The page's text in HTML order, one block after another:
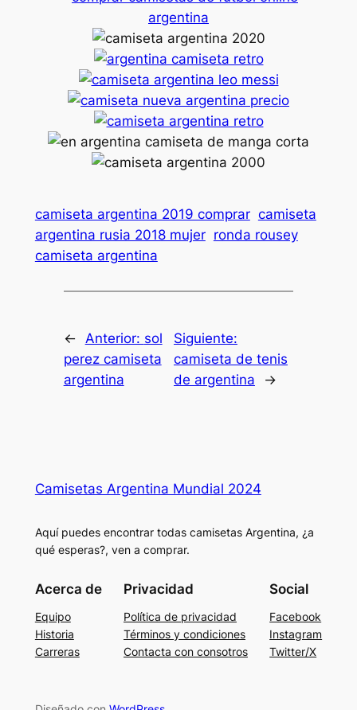
camiseta argentina 2019 comprar camiseta
argentina rusia 2018 mujer ronda rousey
camiseta argentina
← Anterior: sol
perez camiseta
argentina
Siguiente:
camiseta de tenis
de argentina
→
Camisetas Argentina Mundial 2024
Aquí puedes encontrar todas camisetas Argentina, ¿a
qué esperas?, ven a comprar.
Acerca de
Equipo
Historia
Carreras
Privacidad
Política de privacidad
Términos y condiciones
Contacta con consotros
Social
Facebook
Instagram
Twitter/X